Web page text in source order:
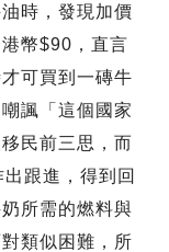
時，發現加價
幣$90，直言
可買到一磚牛
諷「這個國家
民前三思，而
跟進，得到回
所需的燃料與
類似困難，所